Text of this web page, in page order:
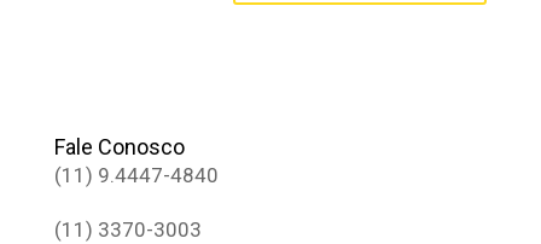
Fale Conosco
(11) 9.4447-4840
(11) 3370-3003